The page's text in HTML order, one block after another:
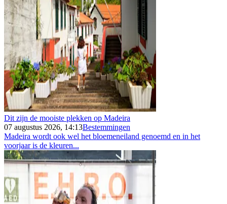
Dit zijn de mooiste plekken op Madeira
07 augustus 2026, 14:13Bestemmingen
Madeira wordt ook wel het bloemeneiland genoemd en in het
voorjaar is de kleuren...